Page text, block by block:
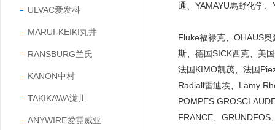
ULVAC爱发科
MARUI-KEIKI丸井
RANSBURG兰氏
KANON中村
TAKIKAWA泷川
ANYWIRE爱霓威亚
通、YAMAYU馬野化学
Fluke福禄克、OHAUS
斯、德国SICK西克、美
法国KIMO凯茂、法国
Radiall雷迪埃、Lamy
POMPES
FRANCE、GRUNDFOS